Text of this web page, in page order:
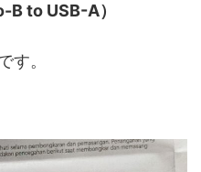
to USB-A）
す。